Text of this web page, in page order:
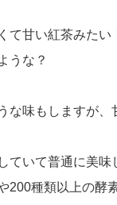
甘い紅茶みたい
うな？
な味もしますが
ていて普通に美味
200種類以上の